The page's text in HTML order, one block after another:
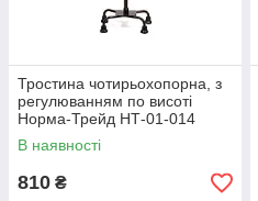
Тростина чотирьохопорна, з
регулюванням по висоті
Норма-Трейд НТ-01-014
В наявності
810 ₴